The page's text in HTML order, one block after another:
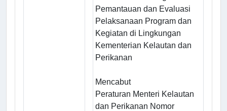
Pemantauan dan Evaluasi
Pelaksanaan Program dan
Kegiatan di Lingkungan
Kementerian Kelautan dan
Perikanan
Mencabut
Peraturan Menteri Kelautan
dan Perikanan Nomor